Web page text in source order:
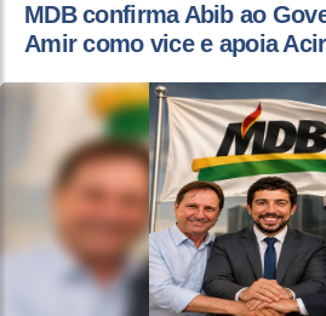
MDB confirma Abib ao
Amir como vice e apoia